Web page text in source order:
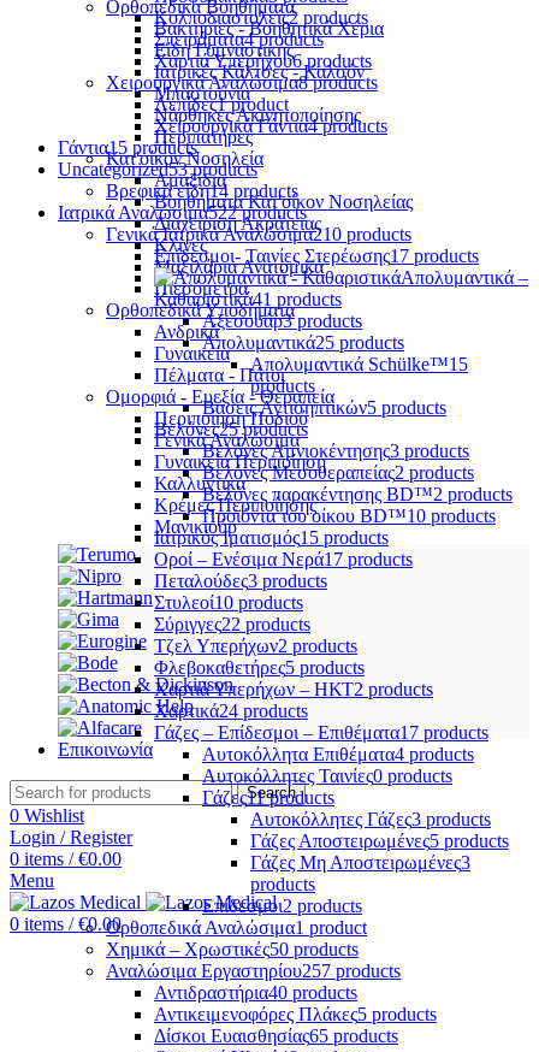
Ορθοπεδικά Βοηθήματα
Βακτηρίες - Βοηθητικά Χέρια
Είδη Γυμναστικής
Ιατρικές Κάλτσες - Καλσόν
Μπαστούνια
Νάρθηκες Ακινητοποίησης
Περιπατήρες
Κατ'οίκον Νοσηλεία
Αμαξίδια
Βοηθήματα Κατ'οίκον Νοσηλείας
Διαχείριση Ακράτειας
Κλίνες
Μαξιλάρια Ανατομικά
Πιεσόμετρα
Ορθοπεδικά Υποδήματα
Ανδρικά
Γυναικεία
Πέλματα - Πάτοι
Ομορφιά - Ευεξία - Θεραπεία
Περιποίηση Ποδιού
Γενικά Αναλώσιμα
Γυναικεία Περιποίηση
Καλλυντικά
Κρέμες Περιποίησης
Μανικιούρ
Επικοινωνία
Search
0 Wishlist
Login / Register
0 items / €0.00
Menu
0 items / €0.00
Κολποδιαστολείς2 products
Σπειράματα4 products
Χαρτιά Υπερήχου6 products
Χειρουργικά Αναλώσιμα8 products
Λεπίδες1 product
Χειρουργικά Γάντια4 products
Γάντια15 products
Uncategorized53 products
Βρεφικά είδη14 products
Ιατρικά Αναλώσιμα522 products
Γενικά Ιατρικά Αναλώσιμα210 products
Επίδεσμοι- Ταινίες Στερέωσης17 products
Απολυμαντικά –
Καθαριστικά41 products
Αξεσουάρ3 products
Απολυμαντικά25 products
Απολυμαντικά Schülke™15
products
Βάσεις Αντισηπτικών5 products
Βελόνες25 products
Βελόνες Αμνιοκέντησης3 products
Βελόνες Μεσοθεραπείας2 products
Βελόνες παρακέντησης BD™2 products
Προϊόντα του οίκου BD™10 products
Ιατρικός Ιματισμός15 products
Οροί – Ενέσιμα Νερά17 products
Πεταλούδες3 products
Στυλεοί10 products
Σύριγγες22 products
Τζελ Υπερήχων2 products
Φλεβοκαθετήρες5 products
Χαρτιά Υπερήχων – ΗΚΤ2 products
Χαρτικά24 products
Γάζες – Επίδεσμοι – Επιθέματα17 products
Αυτοκόλλητα Επιθέματα4 products
Αυτοκόλλητες Ταινίες0 products
Γάζες11 products
Αυτοκόλλητες Γάζες3 products
Γάζες Αποστειρωμένες5 products
Γάζες Μη Αποστειρωμένες3
products
Επίδεσμοι2 products
Ορθοπεδικά Αναλώσιμα1 product
Χημικά – Χρωστικές50 products
Αναλώσιμα Εργαστηρίου257 products
Αντιδραστήρια40 products
Αντικειμενοφόρες Πλάκες5 products
Δίσκοι Ευαισθησίας65 products